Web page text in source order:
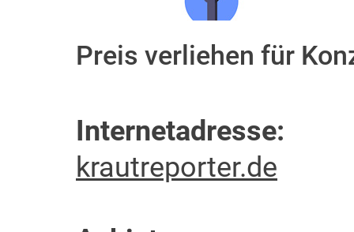
Preis verliehen für
Internetadresse:
krautreporter.de